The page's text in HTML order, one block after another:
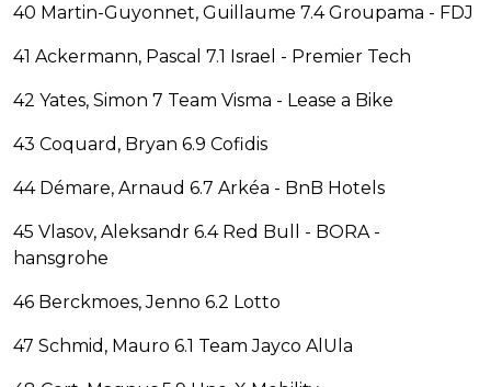
40 Martin-Guyonnet, Guillaume 7.4 Groupama - FDJ
41 Ackermann, Pascal 7.1 Israel - Premier Tech
42 Yates, Simon 7 Team Visma - Lease a Bike
43 Coquard, Bryan 6.9 Cofidis
44 Démare, Arnaud 6.7 Arkéa - BnB Hotels
45 Vlasov, Aleksandr 6.4 Red Bull - BORA -
hansgrohe
46 Berckmoes, Jenno 6.2 Lotto
47 Schmid, Mauro 6.1 Team Jayco AlUla